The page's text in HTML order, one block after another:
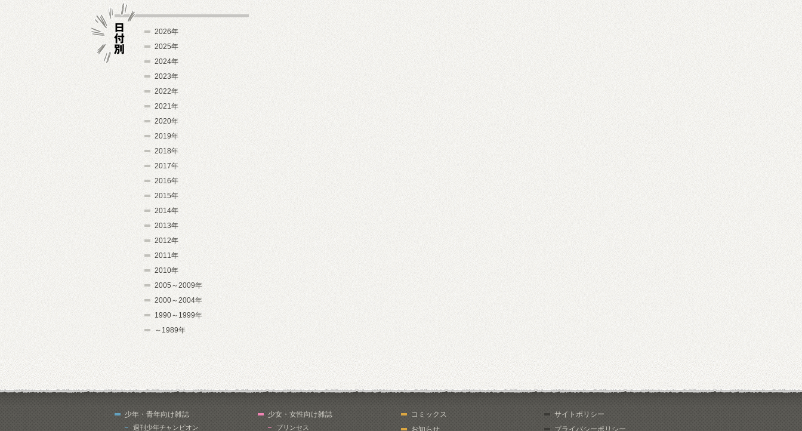
2026年
2025年
2024年
2023年
2022年
2021年
2020年
2019年
2018年
2017年
2016年
2015年
2014年
2013年
2012年
2011年
2010年
2005～2009年
2000～2004年
1990～1999年
～1989年
少年・青年向け雑誌
週刊少年チャンピオン
少女・女性向け雑誌
プリンセス
コミックス
お知らせ
サイトポリシー
プライバシーポリシー